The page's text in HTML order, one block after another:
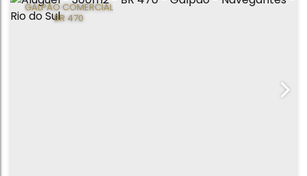
GALPÃO COMERCIAL
BR 470